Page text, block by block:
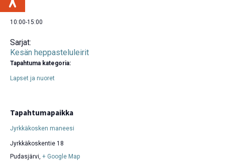
Aika:
10:00-15:00
Sarjat:
Kesän heppasteluleirit
Tapahtuma kategoria:
Lapset ja nuoret
Tapahtumapaikka
Jyrkkäkosken maneesi
Jyrkkäkoskentie 18
Pudasjärvi, + Google Map